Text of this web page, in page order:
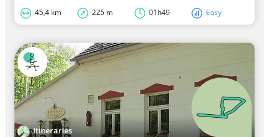
45,4 km 225 m 01h49 Easy
Itineraries